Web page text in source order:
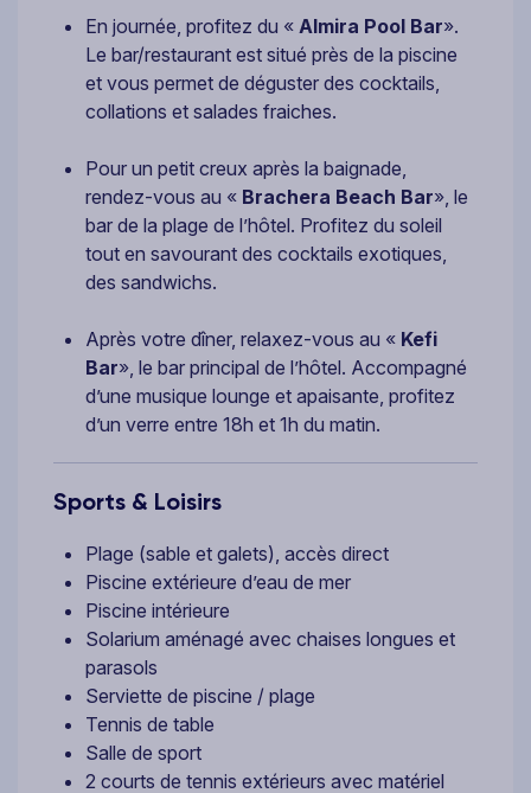
En journée, profitez du « Almira Pool Bar».
Le bar/restaurant est situé près de la piscine
et vous permet de déguster des cocktails,
collations et salades fraiches.
Pour un petit creux après la baignade,
rendez-vous au « Brachera Beach Bar», le
bar de la plage de l’hôtel. Profitez du soleil
tout en savourant des cocktails exotiques,
des sandwichs.
Après votre dîner, relaxez-vous au « Kefi
Bar», le bar principal de l’hôtel. Accompagné
d’une musique lounge et apaisante, profitez
d’un verre entre 18h et 1h du matin.
Sports & Loisirs
Plage (sable et galets), accès direct
Piscine extérieure d’eau de mer
Piscine intérieure
Solarium aménagé avec chaises longues et
parasols
Serviette de piscine / plage
Tennis de table
Salle de sport
2 courts de tennis extérieurs avec matériel